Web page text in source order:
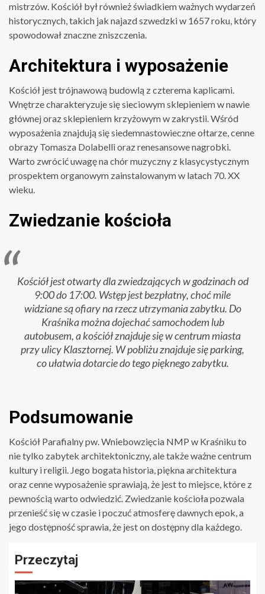
mistrzów. Kościół był również świadkiem ważnych wydarzeń
historycznych, takich jak najazd szwedzki w 1657 roku, który
spowodował znaczne zniszczenia.
Architektura i wyposażenie
Kościół jest trójnawową budowlą z czterema kaplicami.
Wnętrze charakteryzuje się sieciowym sklepieniem w nawie
głównej oraz sklepieniem krzyżowym w zakrystii. Wśród
wyposażenia znajdują się siedemnastowieczne ołtarze, cenne
obrazy Tomasza Dolabelli oraz renesansowe nagrobki.
Warto zwrócić uwagę na chór muzyczny z klasycystycznym
prospektem organowym zainstalowanym w latach 70. XX
wieku.
Zwiedzanie kościoła
Kościół jest otwarty dla zwiedzających w godzinach od
9:00 do 17:00. Wstęp jest bezpłatny, choć mile
widziane są ofiary na rzecz utrzymania zabytku. Do
Kraśnika można dojechać samochodem lub
autobusem, a kościół znajduje się w centrum miasta
przy ulicy Klasztornej. W pobliżu znajduje się parking,
co ułatwia dotarcie do tego pięknego zabytku.
Podsumowanie
Kościół Parafialny pw. Wniebowzięcia NMP w Kraśniku to
nie tylko zabytek architektoniczny, ale także ważne centrum
kultury i religii. Jego bogata historia, piękna architektura
oraz cenne wyposażenie sprawiają, że jest to miejsce, które z
pewnością warto odwiedzić. Zwiedzanie kościoła pozwala
przenieść się w czasie i poczuć atmosferę dawnych epok, a
jego dostępność sprawia, że jest on dostępny dla każdego.
Przeczytaj